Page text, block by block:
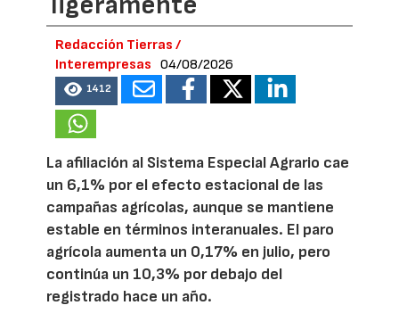
Redacción Tierras /
Interempresas
04/08/2026
1412
La afiliación al Sistema Especial Agrario cae
un 6,1% por el efecto estacional de las
campañas agrícolas, aunque se mantiene
estable en términos interanuales. El paro
agrícola aumenta un 0,17% en julio, pero
continúa un 10,3% por debajo del
registrado hace un año.